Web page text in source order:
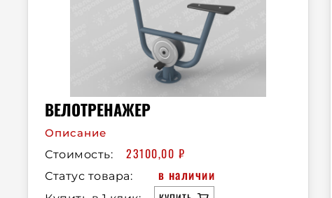
ВЕЛОТРЕНАЖЕР
Описание
Стоимость:
23100,00 ₽
Статус товара: в наличии